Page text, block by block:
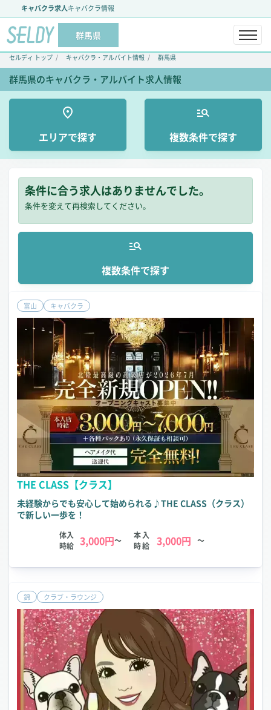
キャバクラ求人キャバクラ情報
群馬県
セルディ トップ キャバクラ・アルバイト情報 群馬県
群馬県のキャバクラ・アルバイト求人情報
エリアで探す 複数条件で探す
条件に合う求人はありませんでした。
条件を変えて再検索してください。
複数条件で探す
富山 キャバクラ
THE CLASS【クラス】
未経験からでも安心して始められる♪THE CLASS（クラス）
で新しい一歩を！
体入
時給 3,000円～
本入
時給
3,000円 ～
錦 クラブ・ラウンジ